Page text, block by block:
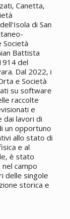
Canetta,
di San
Società
Battista
del
Dal 2022, i
e Società
su software
raccolte
e
lavori di
un opportuno
allo stato di
e al
è stato
campo
delle singole
storica e